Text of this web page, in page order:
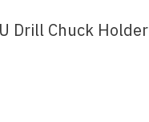
Drill Chuck Holder